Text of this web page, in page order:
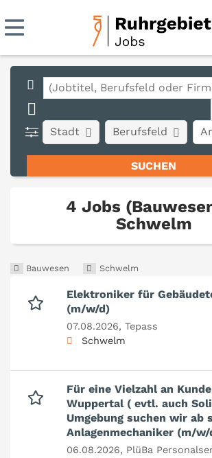
Stadt Berufsfeld
4 Jobs
Schwelm
Bauwesen Schwelm
Elektroniker für
(m/w/d)
07.08.2026, Tepass
Schwelm
Für eine Vielzahl an
Wuppertal ( evtl. auch
Umgebung suchen wir ab
Anlagenmechaniker (m/w/
06.08.2026, PlüBa